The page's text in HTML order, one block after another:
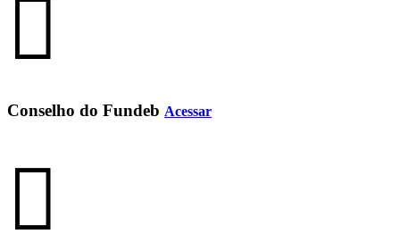
Conselho do Fundeb Acessar